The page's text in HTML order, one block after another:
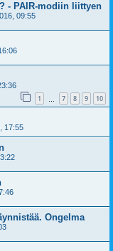
- PAIR-modiin liittyen
09:55
1 7 8 9 10
17:55
Ongelma